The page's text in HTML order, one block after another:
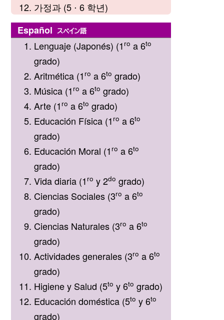
가정과 (5 ⋅ 6 학년)
Español スペイン語
Lenguaje (Japonés) (1 ro a 6to
grado)
Aritmética (1 ro a 6to grado)
Música (1 ro a 6to grado)
Arte (1 ro a 6to grado)
Educación Física (1 ro a 6to
grado)
Educación Moral (1 ro a 6to
grado)
Vida diaria (1 ro y 2do grado)
Ciencias Sociales (3ro a 6to
grado)
Ciencias Naturales (3ro a 6to
grado)
Actividades generales (3ro a 6to
grado)
Higiene y Salud (5to y 6to grado)
Educación doméstica (5to y 6to
grado)